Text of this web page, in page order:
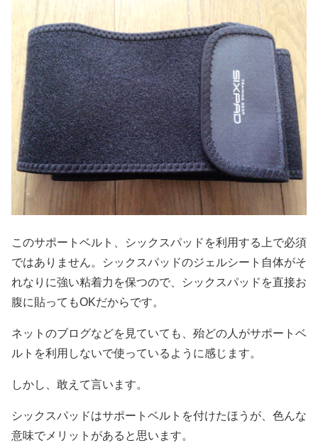
このサポートベルト、シックスパッドを利用する上で必須
ではありません。シックスパッドのジェルシート自体がそ
れなりに強い粘着力を保つので、シックスパッドを直接お
腹に貼ってもOKだからです。
ネットのブログなどを見ていても、殆どの人がサポートベ
ルトを利用しないで使っているように感じます。
しかし、敢えて言います。
シックスパッドはサポートベルトを付けたほうが、色んな
意味でメリットがあると思います。